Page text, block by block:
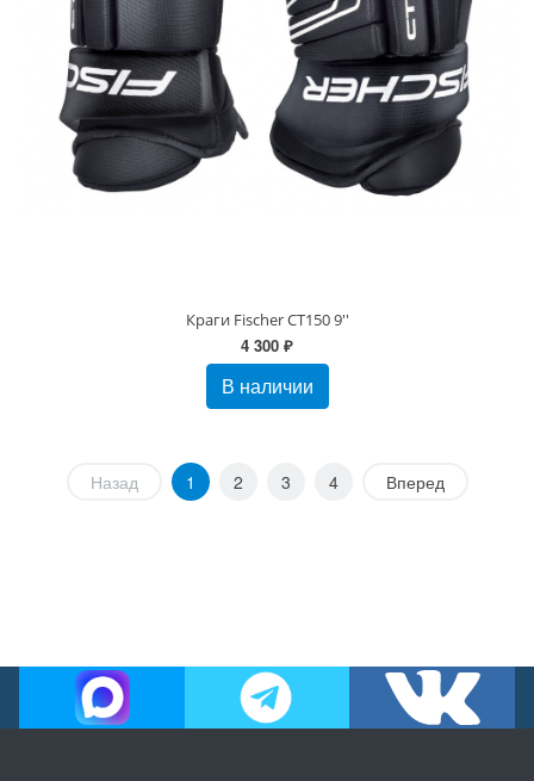
Краги Fischer CT150 9''
4 300 ₽
В наличии
Назад 1 2 3 4 Вперед